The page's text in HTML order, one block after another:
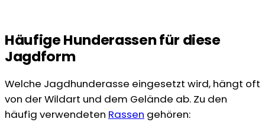
Häufige Hunderassen für diese
Jagdform
Welche Jagdhunderasse eingesetzt wird, hängt oft
von der Wildart und dem Gelände ab. Zu den
häufig verwendeten Rassen gehören: